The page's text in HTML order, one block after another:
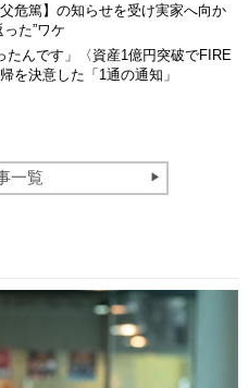
危篤】の知らせを受け実家へ向か
た”ワケ
たんです」〈資産1億円突破でFIRE
を決意した「1通の通知」
一覧